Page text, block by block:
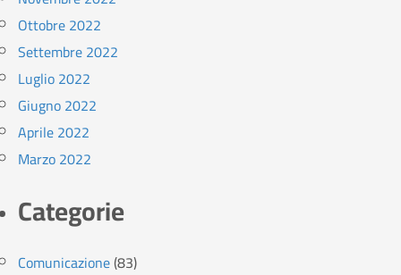
Ottobre 2022
Settembre 2022
Luglio 2022
Giugno 2022
Aprile 2022
Marzo 2022
Categorie
Comunicazione(83)